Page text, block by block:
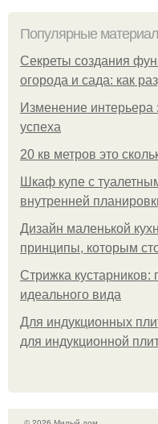
Популярные
Секреты создания
огорода и сада: как
Изменение
успеха
20 кв метров это
Шкаф купе с
внутренней
Дизайн маленькой
принципы, которым
Стрижка кустарников:
идеального вида
Для индукционных
для индукционной